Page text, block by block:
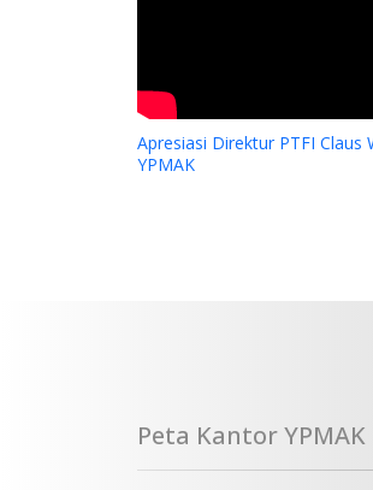
Apresiasi Direktur PTFI Claus
YPMAK
Peta Kantor YPMAK